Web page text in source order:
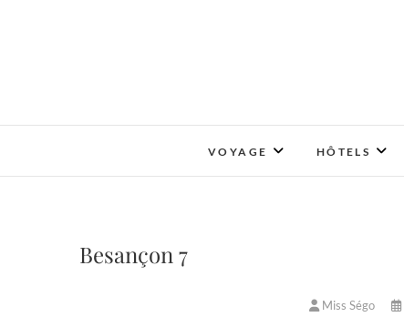
VOYAGE HÔTELS
Besançon 7
Miss Ségo